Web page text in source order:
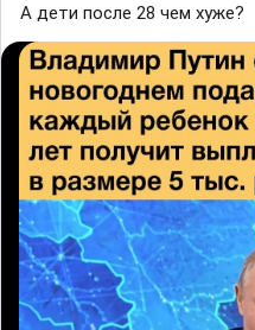
А дети после 28 чем хуже?